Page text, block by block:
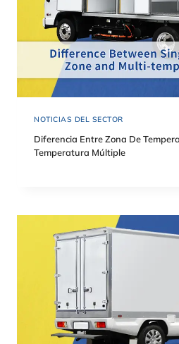
NOTICIAS DEL SECTOR
Diferencia Entre Zona De
Temperatura Múltiple